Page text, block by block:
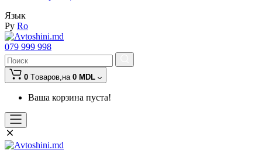
Язык
Ру Ro
079 999 998
0 Tоваров,на 0 MDL
Ваша корзина пуста!